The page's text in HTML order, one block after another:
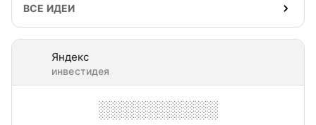
ВСЕ ИДЕИ
Яндекс
инвестидея
░░░░░░░░░░